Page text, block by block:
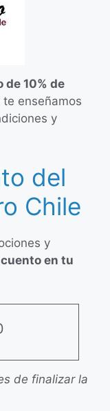
de 10% de
enseñamos
y
del
Chile
y
en tu
de finalizar la